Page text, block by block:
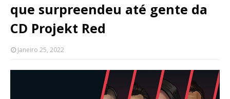
que surpreendeu até gente da
CD Projekt Red
Janeiro 25, 2022